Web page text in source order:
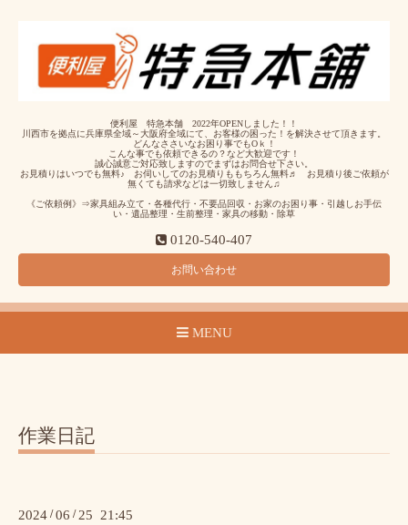
便利屋 特急本舗 2022年OPENしました！！
川西市を拠点に兵庫県全域～大阪府全域にて、お客様の困った！を解決させて頂きます。
どんなささいなお困り事でもOｋ！
こんな事でも依頼できるの？など大歓迎です！
誠心誠意ご対応致しますのでまずはお問合せ下さい。
お見積りはいつでも無料♪ お伺いしてのお見積りももちろん無料♬ お見積り後ご依頼が
無くても請求などは一切致しません♫
《ご依頼例》⇒家具組み立て・各種代行・不要品回収・お家のお困り事・引越しお手伝
い・遺品整理・生前整理・家具の移動・除草
0120-540-407
お問い合わせ
MENU
作業日記
2024 /06 / 25 21:45